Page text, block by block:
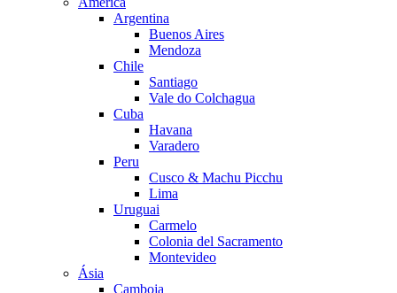
Argentina
Buenos Aires
Mendoza
Chile
Santiago
Vale do Colchagua
Cuba
Havana
Varadero
Peru
Cusco & Machu Picchu
Lima
Uruguai
Carmelo
Colonia del Sacramento
Montevideo
Ásia
Camboja